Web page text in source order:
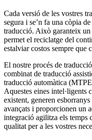
Cada versió de les vostres
segura i se’n fa una còpia
traducció. Això garanteix un
permet el reciclatge del
estalviar costos sempre que
El nostre procés de
combinat de traducció
traducció automàtica
Aquestes eines intel·ligents
existent, generen
avançats i proporcionen un
integració agilitza els temps
qualitat per a les vostres